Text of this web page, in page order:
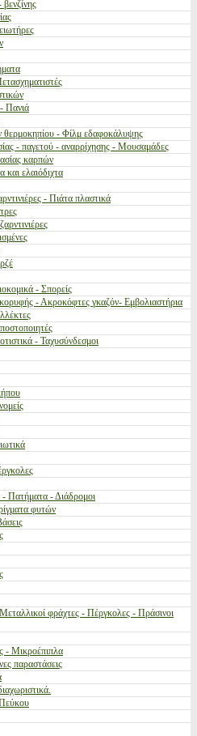
Πανιά
- Φίλμ εδαφοκάλυψης
- παγετού - αναρρίχησης - Μουσαμάδες
καρπών
ελαιόδιχτα
- Πιάτα πλαστικά
- Σπορείς
- Ακροκόφτες γκαζόν- Εμβολιαστήρια
- Ταχυσύνδεσμοι
Πατήματα - Διάδρομοι
φυτών
φράχτες - Πέργκολες - Πράσινοι
- Μικροέπιπλα
παραστάσεις